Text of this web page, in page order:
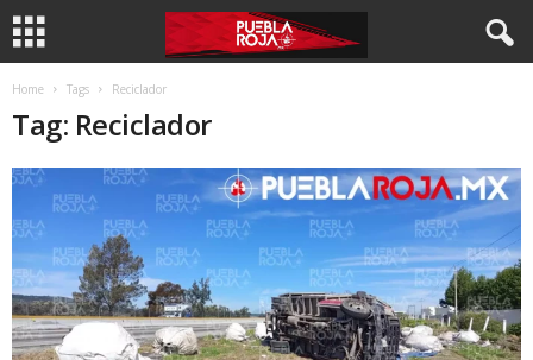
Home Tags Reciclador
Tag: Reciclador